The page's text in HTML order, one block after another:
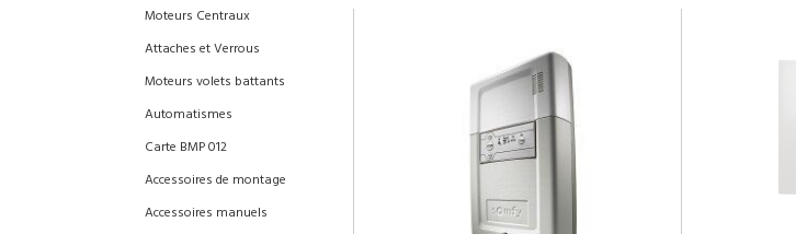
Moteurs Centraux
Attaches et Verrous
Moteurs volets battants
Automatismes
Carte BMP 012
Accessoires de montage
Accessoires manuels